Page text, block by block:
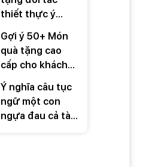
thiết thực ý
Gợi ý 50+ Món
quà tặng cao
cấp cho khách
hàng ý nghĩa
trong những dịp
đặc biệt
Ý nghĩa câu tục
ngữ một con
ngựa đau cả tàu